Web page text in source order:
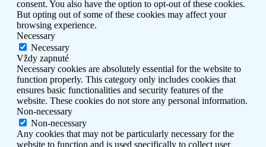
consent. You also have the option to opt-out of these cookies.
But opting out of some of these cookies may affect your
browsing experience.
Necessary
Necessary
Vždy zapnuté
Necessary cookies are absolutely essential for the website to
function properly. This category only includes cookies that
ensures basic functionalities and security features of the
website. These cookies do not store any personal information.
Non-necessary
Non-necessary
Any cookies that may not be particularly necessary for the
website to function and is used specifically to collect user